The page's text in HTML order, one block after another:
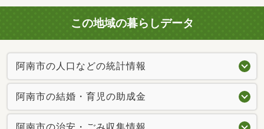
この地域の暮らしデータ
阿南市の人口などの統計情報
阿南市の結婚・育児の助成金